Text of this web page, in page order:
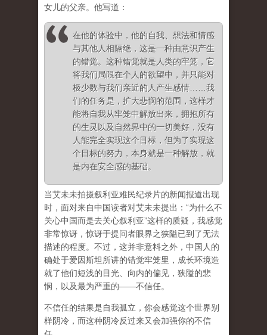
女儿的父亲。他写道：
在他的体验中，他的自我、想法和情感
与其他人相隔绝，这是一种由意识产生
的错觉。这种错觉就是人类的牢笼，它
将我们局限在个人的欲望中，并只能对
极少数与我们亲近的人产生感情……我
们的任务是，扩大悲悯的范围，这样才
能将自我从牢笼中解放出来，拥抱所有
的生灵以及自然界中的一切美好，没有
人能完全实现这个目标，但为了实现这
个目标的努力，本身就是一种解放，就
是内在安全感的基础。
当艾未未拍摄叙利亚难民纪录片的新闻报道出现
时，面对来自中国读者对艾未未提出：“为什么不
关心中国而是去关心叙利亚”这样的质疑，我感觉
非常惊讶，惊讶于提问者眼界之狭隘已到了无法
描述的程度。不过，这并非意料之外，中国人的
确处于爱因斯坦所讲的错觉牢笼里，成长环境造
就了他们短浅的目光、向内的偏见，狭隘的悲
悯，以及最为严重的——不信任。
不信任的结果是自我孤立，你会感觉这个世界别
样阴冷，而这种阴冷反过来又会加强你的不信